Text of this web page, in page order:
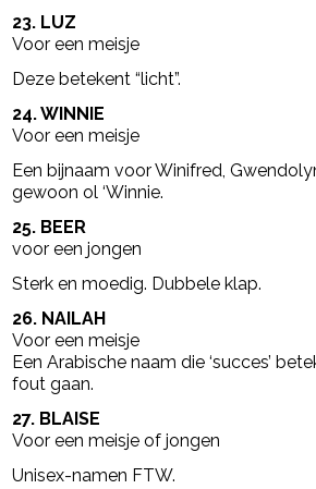
23. LUZ
Voor een meisje
Deze betekent “licht”.
24. WINNIE
Voor een meisje
Een bijnaam voor Winifred,
gewoon ol ‘Winnie.
25. BEER
voor een jongen
Sterk en moedig. Dubbele klap.
26. NAILAH
Voor een meisje
Een Arabische naam die ‘succes’
fout gaan.
27. BLAISE
Voor een meisje of jongen
Unisex-namen FTW.